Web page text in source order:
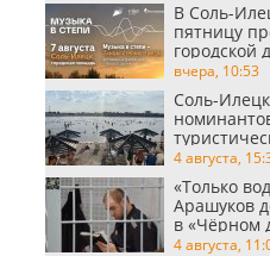
В Соль-
пятницу
городской
«Музыка в
вчера, 10:53
Соль-
Russian
4 августа,
«Только
Арашуков
в «Чёрном
духоты на
4 августа,